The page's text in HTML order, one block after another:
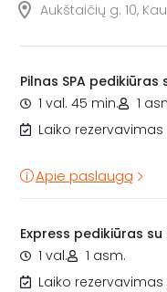
Aukštaičių g. 10,
Pilnas SPA
1 val. 45 min.
1
Laiko rezervavimas
Apie paslaugą
Express pedikiūras
1 val.
1 asm.
Laiko rezervavimas